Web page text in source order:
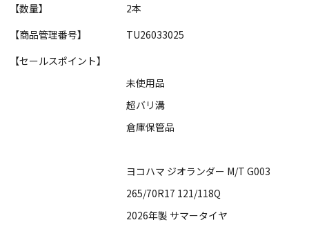
【数量】
2本
【商品管理番号】
TU26033025
【セールスポイント】
未使用品
超バリ溝
倉庫保管品
ヨコハマ ジオランダー M/T G003
265/70R17 121/118Q
2026年製 サマータイヤ